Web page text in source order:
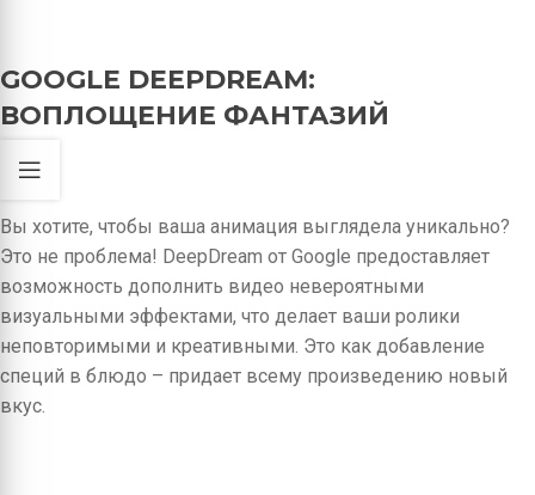
GOOGLE DEEPDREAM:
ВОПЛОЩЕНИЕ ФАНТАЗИЙ
Вы хотите, чтобы ваша анимация выглядела уникально?
Это не проблема! DeepDream от Google предоставляет
возможность дополнить видео невероятными
визуальными эффектами, что делает ваши ролики
неповторимыми и креативными. Это как добавление
специй в блюдо – придает всему произведению новый
вкус.